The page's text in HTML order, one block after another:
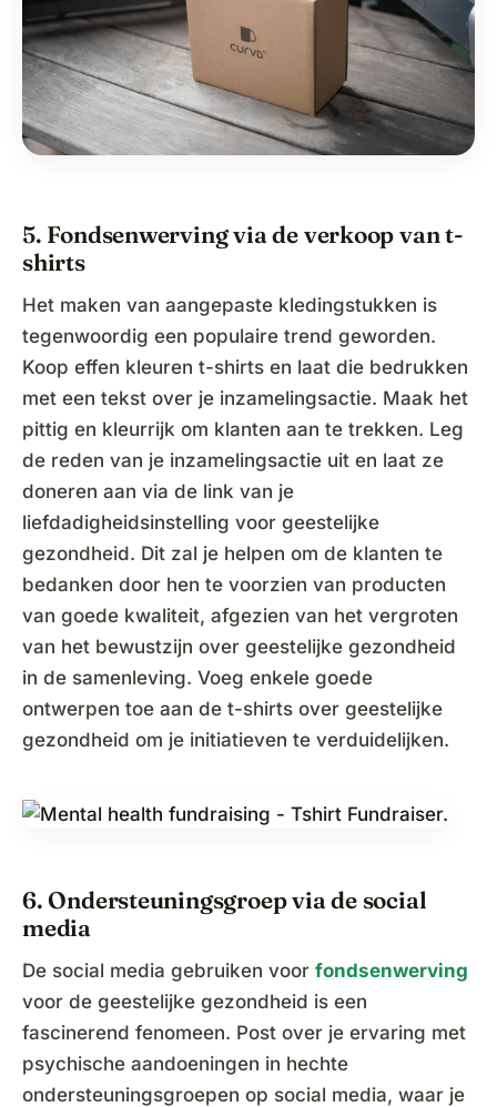
5. Fondsenwerving via de verkoop van t-
shirts
Het maken van aangepaste kledingstukken is
tegenwoordig een populaire trend geworden.
Koop effen kleuren t-shirts en laat die bedrukken
met een tekst over je inzamelingsactie. Maak het
pittig en kleurrijk om klanten aan te trekken. Leg
de reden van je inzamelingsactie uit en laat ze
doneren aan via de link van je
liefdadigheidsinstelling voor geestelijke
gezondheid. Dit zal je helpen om de klanten te
bedanken door hen te voorzien van producten
van goede kwaliteit, afgezien van het vergroten
van het bewustzijn over geestelijke gezondheid
in de samenleving. Voeg enkele goede
ontwerpen toe aan de t-shirts over geestelijke
gezondheid om je initiatieven te verduidelijken.
6. Ondersteuningsgroep via de social
media
De social media gebruiken voor fondsenwerving
voor de geestelijke gezondheid is een
fascinerend fenomeen. Post over je ervaring met
psychische aandoeningen in hechte
ondersteuningsgroepen op social media, waar je